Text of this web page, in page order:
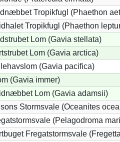
Tropikfugl (Phaethon
Tropikfugl (Phaethon
Lom (Gavia stellata)
Lom (Gavia arctica)
(Gavia pacifica)
(Gavia immer)
Lom (Gavia adamsii)
Stormsvale (Oceanites
(Pelagodroma
Fregatstormsvale